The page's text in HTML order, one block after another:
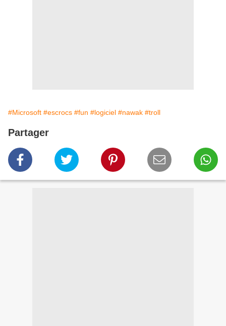
#Microsoft #escrocs #fun #logiciel #nawak #troll
Partager